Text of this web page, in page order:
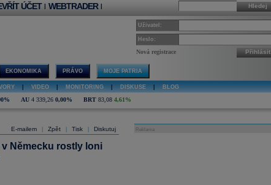
Hledej
ÚČET | WEBTRADER |
Uživatel:
Heslo:
Nová registrace Přihlásit
EKONOMIKA PRÁVO MOJE PATRIA
VIDEO MONITORING DISKUSE BLOG
AU 4 339,26 0,00% BRT 83,08 4,61%
E-mailem Zpět Tisk Diskutuj
Německu rostly loni
Reklama